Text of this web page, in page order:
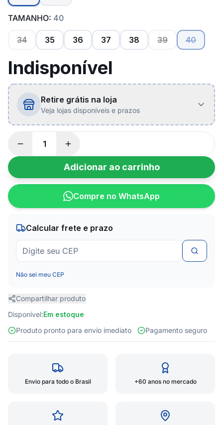
TAMANHO: 40
34 35 36 37 38 39 40
Indisponível
Retire grátis na loja
Veja lojas disponíveis e prazos
Adicionar ao carrinho
Compre no WhatsApp
Calcular frete e prazo
Não sei meu CEP
Compartilhar produto
Disponível:Em estoque
Produto pronto para envio imediato
Pagamento seguro
Envio para todo o Brasil +60 anos no mercado